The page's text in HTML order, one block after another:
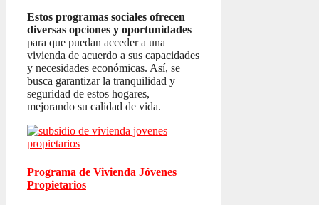
Estos programas sociales ofrecen
diversas opciones y oportunidades
para que puedan acceder a una
vivienda de acuerdo a sus capacidades
y necesidades económicas. Así, se
busca garantizar la tranquilidad y
seguridad de estos hogares,
mejorando su calidad de vida.
Programa de Vivienda Jóvenes
Propietarios